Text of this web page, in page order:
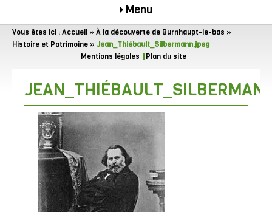
Menu
Vous êtes ici :Accueil » À la découverte de Burnhaupt-le-bas »
Histoire et Patrimoine » Jean_Thiébault_Silbermann.jpeg
Mentions légales
Plan du site